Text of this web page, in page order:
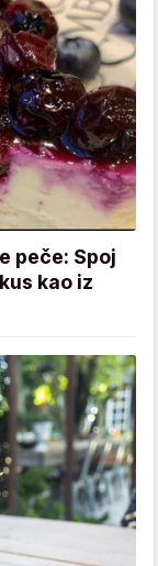
peče: Spoj
kao iz